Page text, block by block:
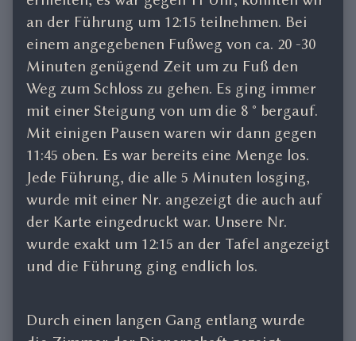
an der Führung um 12:15 teilnehmen. Bei
einem angegebenen Fußweg von ca. 20 -30
Minuten genügend Zeit um zu Fuß den
Weg zum Schloss zu gehen. Es ging immer
mit einer Steigung von um die 8 ° bergauf.
Mit einigen Pausen waren wir dann gegen
11:45 oben. Es war bereits eine Menge los.
Jede Führung, die alle 5 Minuten losging,
wurde mit einer Nr. angezeigt die auch auf
der Karte eingedruckt war. Unsere Nr.
wurde exakt um 12:15 an der Tafel angezeigt
und die Führung ging endlich los.
Durch einen langen Gang entlang wurde